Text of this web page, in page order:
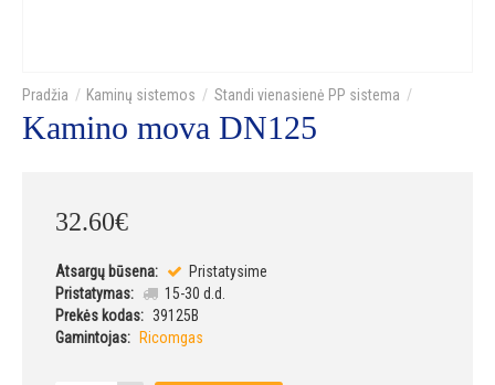
Kaminų sistemos Standi vienasienė PP sistema
Kamino mova DN125
32.60€
Atsargų būsena:
Pristatysime
Pristatymas:
15-30 d.d.
Prekės kodas: 39125B
Gamintojas:
Ricomgas